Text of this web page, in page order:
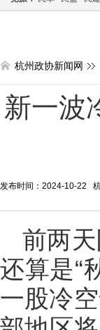
杭州政协新闻网
新一波
发布时间：2024-10-22
前两
还算是“
一股冷